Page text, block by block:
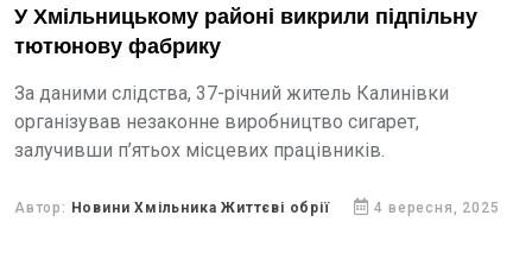
У Хмільницькому районі викрили підпільну
тютюнову фабрику
За даними слідства, 37-річний житель Калинівки
організував незаконне виробництво сигарет,
залучивши п’ятьох місцевих працівників.
Автор: Новини Хмільника Життєві обрії 4 вересня, 2025